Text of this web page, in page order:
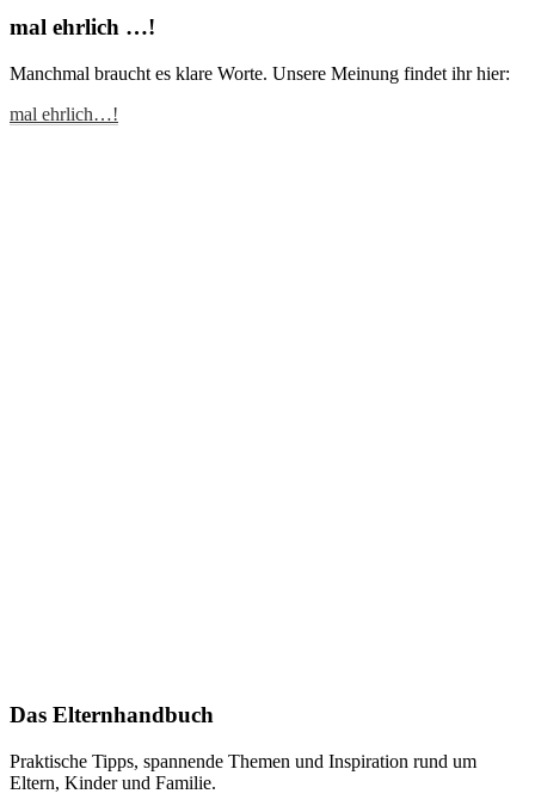
mal ehrlich …!
Manchmal braucht es klare Worte. Unsere Meinung findet ihr hier:
mal ehrlich…!
Das Elternhandbuch
Praktische Tipps, spannende Themen und Inspiration rund um
Eltern, Kinder und Familie.